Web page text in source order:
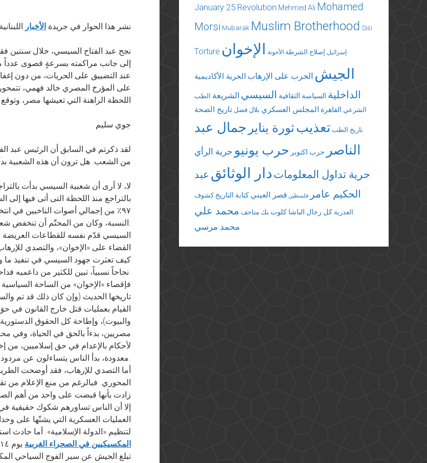
نشر هذا الحوار في جريدة الأخبار اللبنانية
نجح عبد الفتاح السيسي، خلال سنتين
إلى جانب مراكمته بسرعةٍ قصوى عدداً من
عند التضييق على الحريات، من دون
على المؤرخ المصري خالد فهمي،
اللحظة الراهنة التي تعيشها مصر، وتوقع
جوي سليم
من الشعب. هل ترون أن هذه الشعبية
لا، لا أرى أن شعبية السيسي بدأت
بالتراجع منذ اللحظة التى أتى فيها
النسبة، وكان من المحتّم أن تنخفض شعبيته بعد حصوله على هذه النسبة المرتفعة جداً.
السيسي قدّم نفسه للقطاعات العريضة
القضاء على «الإخوان»، والتصدي
كيف تعثرت جهود السيسي في تنفيذ ما
نجاحاً نسبياً، تبين للكثير من داعميه فداحة الثمن المدفوع.
فإقصاء «الإخوان» من الساحة
تاريخها الحديث (وإن كان ذلك قد تم
القيام بعمليات قتل خارج القانون في
والبيوت)، وإطاحة كل الحقوق الدستورية
مصريين، بدءاً بالحق في الحياة، وفي
لأحكام بالإعدام في حق إسلاميين، من
معدودة، بدأ الناس يتساءلون عن مردود تلك المحاكمات على سمعة القضاء وثقة الناس به.
أما التصدي للإرهاب، فقد أوضحت
المحوري. فبالرغم من منع الإعلام من
زادت بأنها قبضت على واحد من أهم
إلا أن الناس تساورهم شكوك حقيقية
العمليات العسكرية التي يشنّها على
لتنظيم «الدولة الإسلامية». أما
المكسيكيين في الصحراء الغربية
تبلغ الجيش عن سير الفوج السياحي
January 25 Revolution Mehmed Ali Mohamed
Morsi Mubarak Muslim Brotherhood Sisi
Torture إسرائيل إصلاح الشرطة الأخونة الإخوان
الجيش الحرب على الإرهاب الحرية الأكاديمية
الداخلية السياسة الثقافية السيسي الشريعة الطب
الشرعي القاهرة المجلس العسكري بلال فضل تاريخ الصحة
تاريخ الطب تعذيبثورة يناير جمال عبد
الناصر
حرب اكتوبر حرب يونيو حرية الرأي
حرية تداول المعلومات دار الوثائق عبد
الحكيم عامر
فلسطين قصر العيني كتابة التاريخ كشوف
العذرية كل رجال الباشا كلوت بك متاحف محمد علي
محمد مرسي